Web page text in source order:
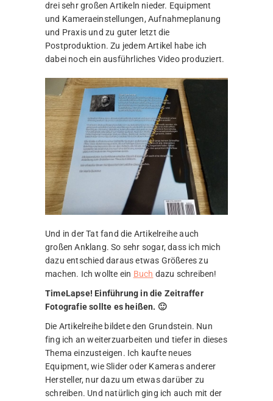
drei sehr großen Artikeln nieder. Equipment
und Kameraeinstellungen, Aufnahmeplanung
und Praxis und zu guter letzt die
Postproduktion. Zu jedem Artikel habe ich
dabei noch ein ausführliches Video produziert.
Und in der Tat fand die Artikelreihe auch
großen Anklang. So sehr sogar, dass ich mich
dazu entschied daraus etwas Größeres zu
machen. Ich wollte ein Buch dazu schreiben!
TimeLapse! Einführung in die Zeitraffer
Fotografie sollte es heißen. 🙂
Die Artikelreihe bildete den Grundstein. Nun
fing ich an weiterzuarbeiten und tiefer in dieses
Thema einzusteigen. Ich kaufte neues
Equipment, wie Slider oder Kameras anderer
Hersteller, nur dazu um etwas darüber zu
schreiben. Und natürlich ging ich auch mit der